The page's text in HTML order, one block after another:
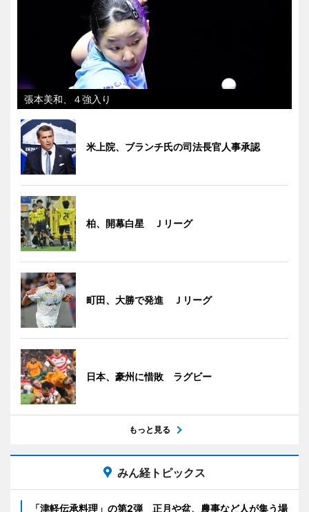
張本美和、４強入り
米上院、ブランチ氏の司法長官人事承認
柏、開幕白星 Ｊリーグ
町田、大勝で発進 Ｊリーグ
日本、豪州に惜敗 ラグビー
もっと見る
みん経トピックス
「津軽伝承料理」の第2弾 正月や盆、農事など人が集う場